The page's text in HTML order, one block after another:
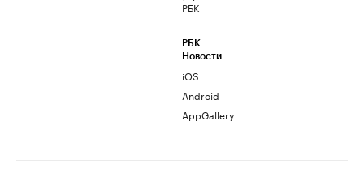
РБК
РБК
Новости
iOS
Android
AppGallery